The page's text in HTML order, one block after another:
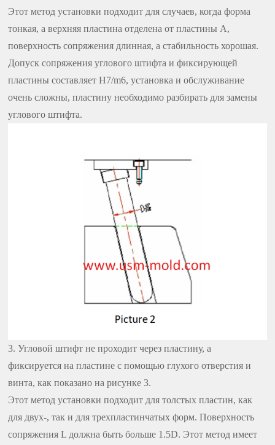
Этот метод установки подходит для случаев, когда форма
тонкая, а верхняя пластина отделена от пластины A,
поверхность сопряжения длинная, а стабильность хорошая.
Допуск сопряжения углового штифта и фиксирующей
пластины составляет H7/m6, установка и обслуживание
очень сложны, пластину необходимо разбирать для замены
углового штифта.
3. Угловой штифт не проходит через пластину, а
фиксируется на пластине с помощью глухого отверстия и
винта, как показано на рисунке 3.
Этот метод установки подходит для толстых пластин, как
для двух-, так и для трехпластинчатых форм. Поверхность
сопряжения L должна быть больше 1.5D. Этот метод имеет